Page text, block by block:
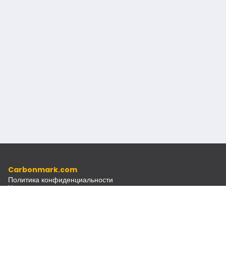
Carbonmark.com
Политика конфиденциальности
Условия использования